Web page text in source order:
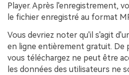
Player. Après l'enregistrement,
le fichier enregistré au format
Vous devriez noter qu'il s'agit
en ligne entièrement gratuit. De
vous téléchargez ne peut être
les données des utilisateurs ne